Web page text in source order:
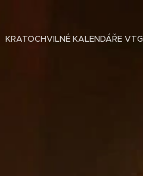
KRATOCHVILNÉ KALENDÁŘE VTG